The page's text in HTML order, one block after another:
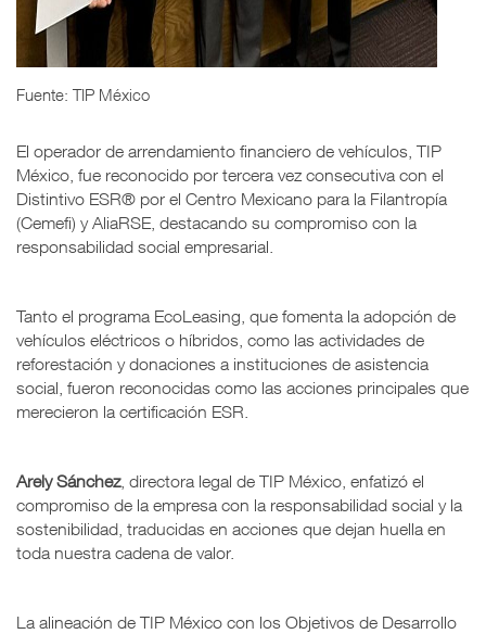
Fuente: TIP México
El operador de arrendamiento financiero de vehículos, TIP
México, fue reconocido por tercera vez consecutiva con el
Distintivo ESR® por el Centro Mexicano para la Filantropía
(Cemefi) y AliaRSE, destacando su compromiso con la
responsabilidad social empresarial.
Tanto el programa EcoLeasing, que fomenta la adopción de
vehículos eléctricos o híbridos, como las actividades de
reforestación y donaciones a instituciones de asistencia
social, fueron reconocidas como las acciones principales que
merecieron la certificación ESR.
Arely Sánchez, directora legal de TIP México, enfatizó el
compromiso de la empresa con la responsabilidad social y la
sostenibilidad, traducidas en acciones que dejan huella en
toda nuestra cadena de valor.
La alineación de TIP México con los Objetivos de Desarrollo